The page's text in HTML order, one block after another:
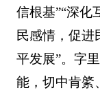
信根基”“深化
民感情，促进
平发展”。字
能，切中肯綮